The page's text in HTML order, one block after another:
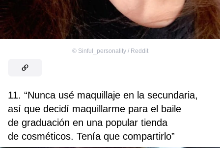
© Sinful_personality / Reddit
11. “Nunca usé maquillaje en la secundaria,
así que decidí maquillarme para el baile
de graduación en una popular tienda
de cosméticos. Tenía que compartirlo”